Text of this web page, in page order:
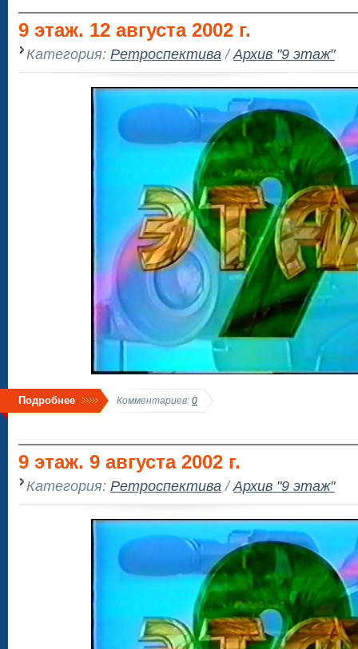
9 этаж. 12 августа 2002 г.
Категория: Ретроспектива /Архив "9 этаж"
Подробнее Комментариев: 0
9 этаж. 9 августа 2002 г.
Категория: Ретроспектива /Архив "9 этаж"